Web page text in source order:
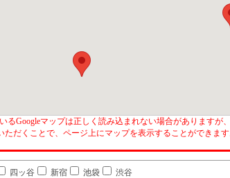
るGoogleマップは正しく読み込まれない場合がありますが
だくことで、ページ上にマップを表示することができます
四ッ谷 新宿 池袋 渋谷